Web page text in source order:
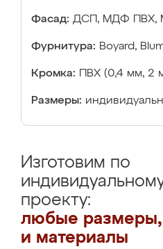
Фасад: ДСП, МДФ ПВХ,
Фурнитура: Boyard,
Кромка: ПВХ (0,4 мм, 2
Размеры:
Изготовим по
проекту:
любые размеры,
и материалы